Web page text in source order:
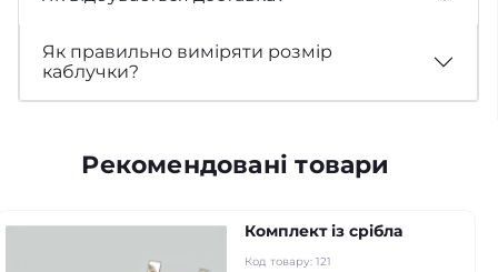
Як правильно виміряти розмір
каблучки?
Рекомендовані товари
Комплект із срібла
Код товару: 121